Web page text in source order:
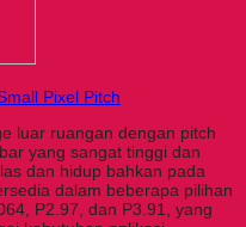
Pixel Pitch
luar ruangan dengan pitch
yang sangat tinggi dan
dan hidup bahkan pada
dalam beberapa pilihan
P2.97, dan P3.91, yang